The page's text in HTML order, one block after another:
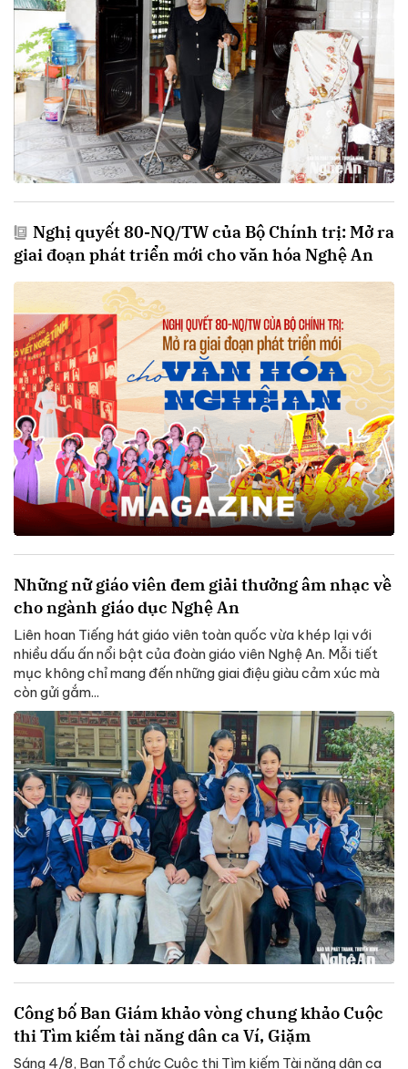
Nghị quyết 80-NQ/TW của Bộ Chính trị: Mở ra
giai đoạn phát triển mới cho văn hóa Nghệ An
Những nữ giáo viên đem giải thưởng âm nhạc về
cho ngành giáo dục Nghệ An
Liên hoan Tiếng hát giáo viên toàn quốc vừa khép lại với
nhiều dấu ấn nổi bật của đoàn giáo viên Nghệ An. Mỗi tiết
mục không chỉ mang đến những giai điệu giàu cảm xúc mà
còn gửi gắm...
Công bố Ban Giám khảo vòng chung khảo Cuộc
thi Tìm kiếm tài năng dân ca Ví, Giặm
Sáng 4/8, Ban Tổ chức Cuộc thi Tìm kiếm Tài năng dân ca